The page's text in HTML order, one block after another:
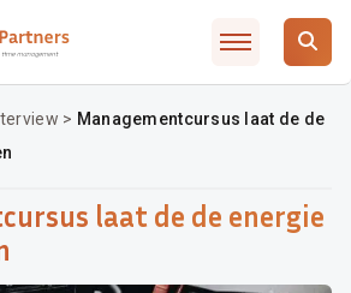
> Managementcursus laat de de
laat de de energie